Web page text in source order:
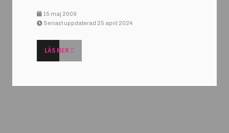
15 maj 2009
Senast uppdaterad 25 april 2024
LÄS MER